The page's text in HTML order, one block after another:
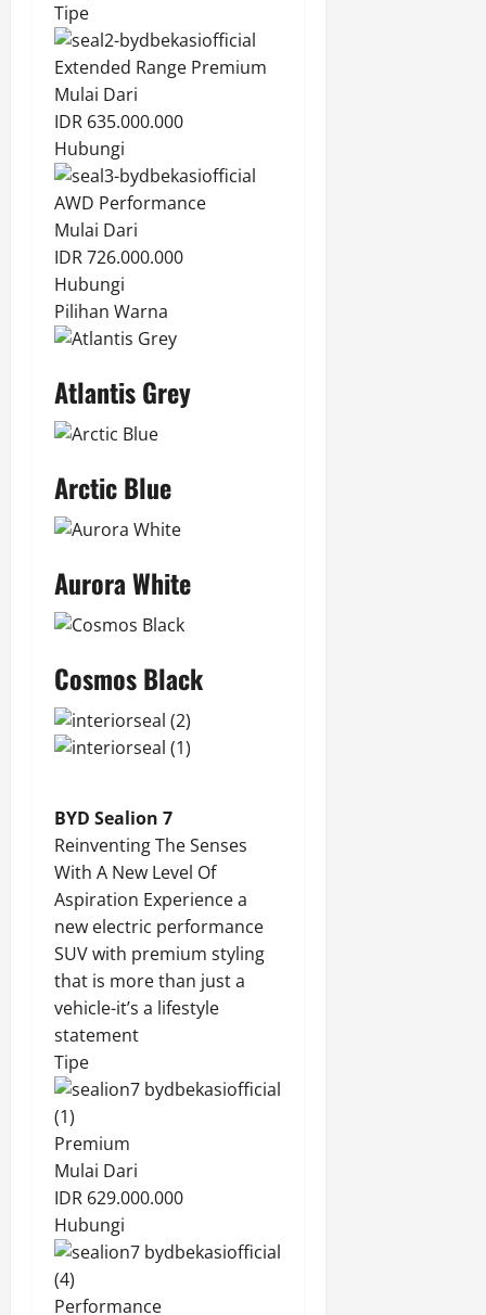
Tipe
Extended Range Premium
Mulai Dari
IDR 635.000.000
Hubungi
AWD Performance
Mulai Dari
IDR 726.000.000
Hubungi
Pilihan Warna
Atlantis Grey
Arctic Blue
Aurora White
Cosmos Black
BYD Sealion 7
Reinventing The Senses
With A New Level Of
Aspiration Experience a
new electric performance
SUV with premium styling
that is more than just a
vehicle-it’s a lifestyle
statement
Tipe
Premium
Mulai Dari
IDR 629.000.000
Hubungi
Performance